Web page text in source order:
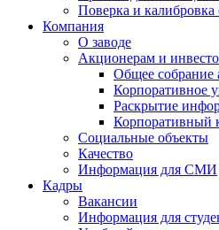
Поверка и калибровка
Компания
О заводе
Акционерам и
Общее собрание
Корпоративное
Раскрытие
Корпоративный
Социальные объекты
Качество
Информация для СМИ
Кадры
Вакансии
Информация для